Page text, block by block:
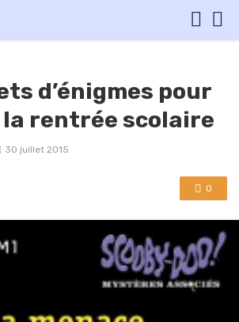
d’énigmes pour
rentrée scolaire
30 juillet 2015
0